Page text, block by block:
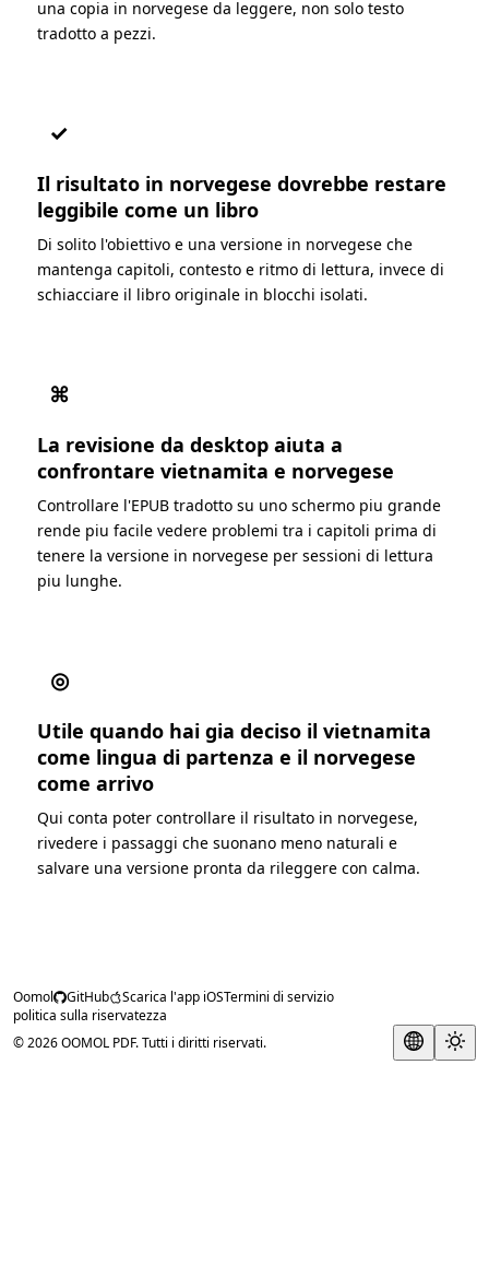
una copia in norvegese da leggere, non solo testo
tradotto a pezzi.
✓
Il risultato in norvegese dovrebbe restare
leggibile come un libro
Di solito l'obiettivo e una versione in norvegese che
mantenga capitoli, contesto e ritmo di lettura, invece di
schiacciare il libro originale in blocchi isolati.
⌘
La revisione da desktop aiuta a
confrontare vietnamita e norvegese
Controllare l'EPUB tradotto su uno schermo piu grande
rende piu facile vedere problemi tra i capitoli prima di
tenere la versione in norvegese per sessioni di lettura
piu lunghe.
◎
Utile quando hai gia deciso il vietnamita
come lingua di partenza e il norvegese
come arrivo
Qui conta poter controllare il risultato in norvegese,
rivedere i passaggi che suonano meno naturali e
salvare una versione pronta da rileggere con calma.
Oomol GitHub Scarica l'app iOSTermini di servizio
politica sulla riservatezza
© 2026 OOMOL PDF. Tutti i diritti riservati.